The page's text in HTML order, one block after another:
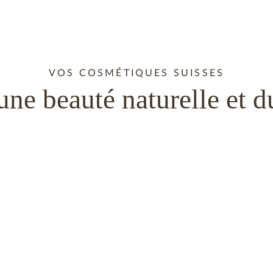
VOS COSMÉTIQUES SUISSES
beauté naturelle et